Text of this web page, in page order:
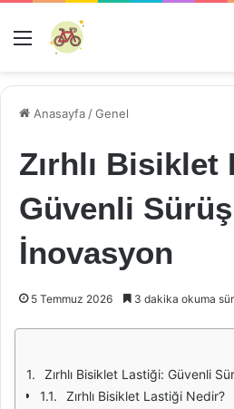
Menü
Anasayfa /Genel
Zırhlı Bisiklet
Güvenli
İnovasyon
5 Temmuz 2026 3 dakika okuma
Zırhlı Bisiklet Lastiği: Güvenli
Zırhlı Bisiklet Lastiği Nedir?